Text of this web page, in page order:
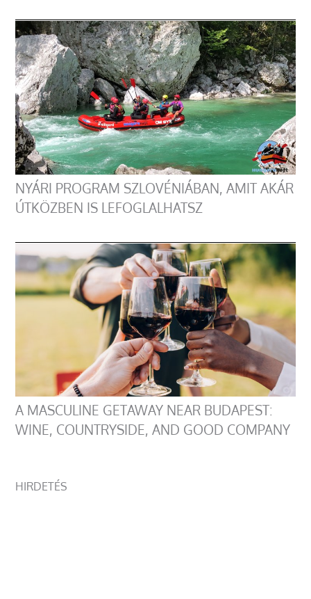
NYÁRI PROGRAM SZLOVÉNIÁBAN, AMIT AKÁR
ÚTKÖZBEN IS LEFOGLALHATSZ
A MASCULINE GETAWAY NEAR BUDAPEST:
WINE, COUNTRYSIDE, AND GOOD COMPANY
HIRDETÉS